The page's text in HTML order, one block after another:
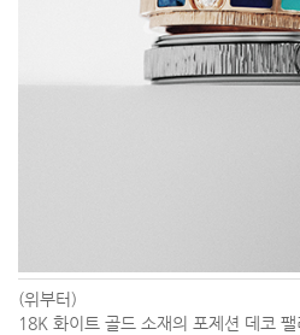
(위부터)
18K 화이트 골드 소재의 포제션 데코